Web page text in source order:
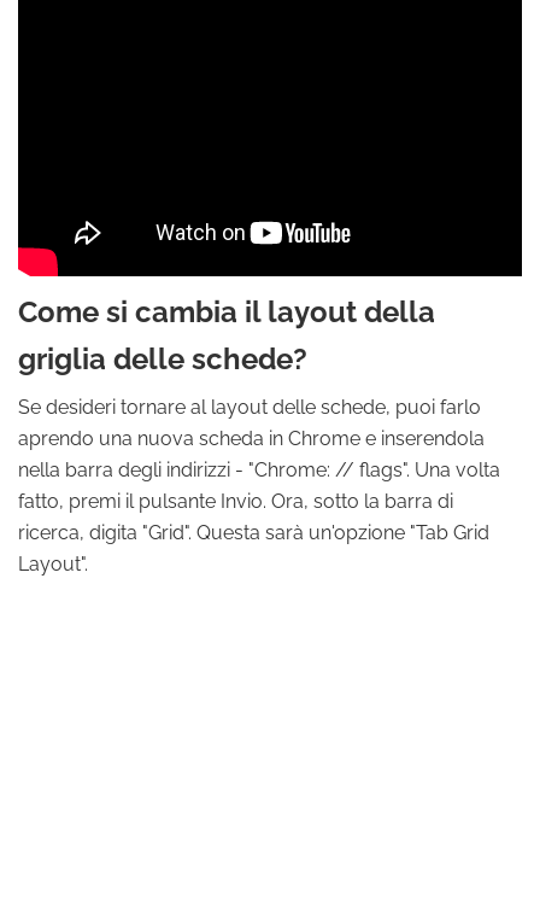
Come si cambia il layout della
griglia delle schede?
Se desideri tornare al layout delle schede, puoi farlo
aprendo una nuova scheda in Chrome e inserendola
nella barra degli indirizzi - "Chrome: // flags". Una volta
fatto, premi il pulsante Invio. Ora, sotto la barra di
ricerca, digita "Grid". Questa sarà un'opzione "Tab Grid
Layout".